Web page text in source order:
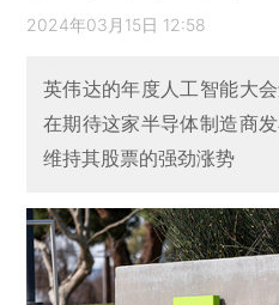
2024年03月15日 12:58
英伟达的年度人工智能大
在期待这家半导体制造商
维持其股票的强劲涨势